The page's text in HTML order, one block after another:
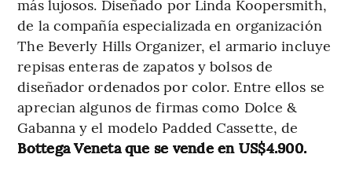
más lujosos. Diseñado por Linda Koopersmith,
de la compañía especializada en organización
The Beverly Hills Organizer, el armario incluye
repisas enteras de zapatos y bolsos de
diseñador ordenados por color. Entre ellos se
aprecian algunos de firmas como Dolce &
Gabanna y el modelo Padded Cassette, de
Bottega Veneta que se vende en US$4.900.